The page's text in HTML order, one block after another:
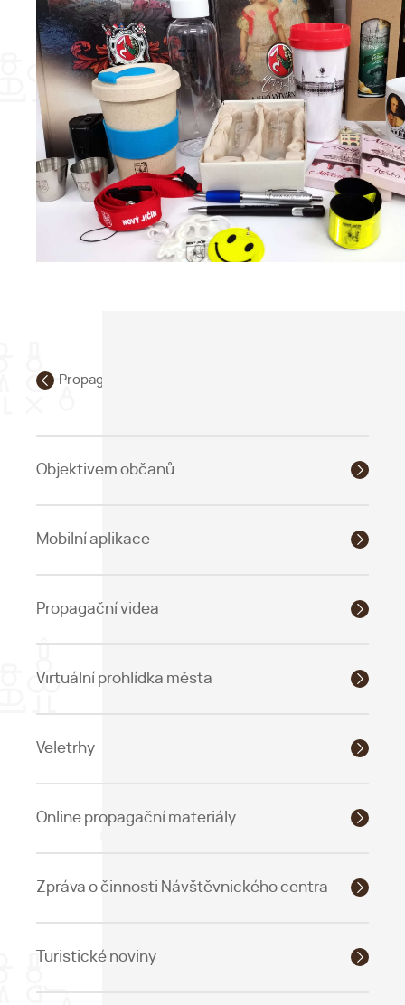
Propagace
Objektivem občanů
Mobilní aplikace
Propagační videa
Virtuální prohlídka města
Veletrhy
Online propagační materiály
Zpráva o činnosti Návštěvnického centra
Turistické noviny